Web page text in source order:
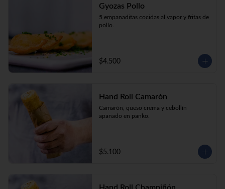
Gyozas Pollo
5 empanaditas cocidas al vapor y fritas de
pollo.
$4.500
Hand Roll Camarón
Camarón, queso crema y cebollín
apanado en panko.
$5.100